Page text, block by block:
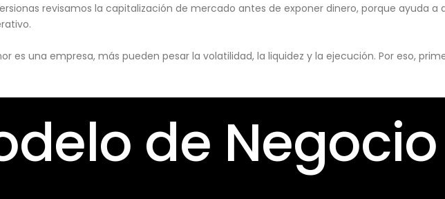
revisamos la capitalización de mercado antes de exponer dinero, porque ayuda a
es una empresa, más pueden pesar la volatilidad, la liquidez y la ejecución. Por eso,
de Negocio